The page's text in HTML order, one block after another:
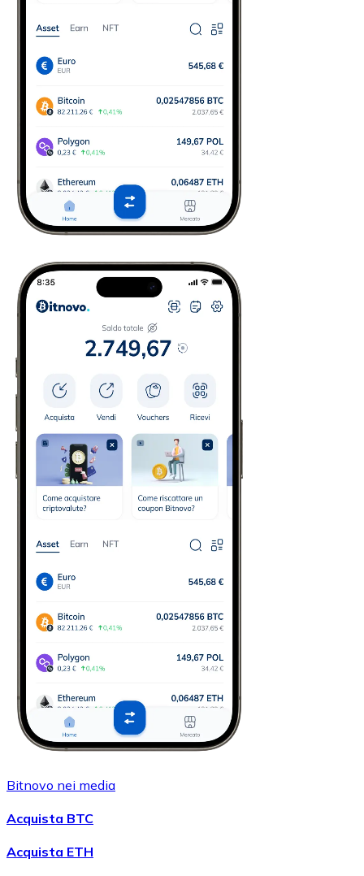
Bitnovo nei media
Acquista BTC
Acquista ETH